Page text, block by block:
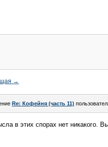
→
Re: Кофейня (часть 11)
в этих спорах нет никакого.